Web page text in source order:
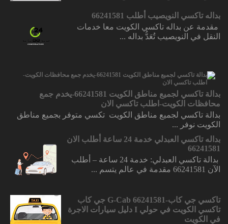
بداله تاكسي النويصيب أطلب 66241581
مقدمة عن بداله تاكسي الكويت معا خدمات
النقل في النويصيب تُعَدُّ بداله ...
بدالة تاكسي لجميع مناطق الكويت 66241581-يخدم جمع
محافظات الكويت-اطلب تاكسي الان
بدالة تاكسي لجميع مناطق الكويت تكسي متوفر بجميع مناطق
الكويت نوفر ...
بداله تاكسي العبدلي خدمة 24 ساعة أطلب الان
66241581
بدالة تاكسي العبدلي: خدمة 24 ساعة – أطلب
الآن 66241581 مقدمة في عالم يتسم ...
تاكسي جي كاب-66241581 G-Cab جي كاب
تاكسي الكويت في حولي I دليل سيارات الاجرة
في الكويت